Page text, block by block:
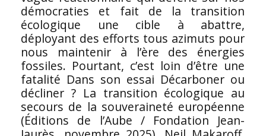
démocraties et fait de la transition
écologique une cible à abattre,
déployant des efforts tous azimuts pour
nous maintenir à l’ère des énergies
fossiles. Pourtant, c’est loin d’être une
fatalité Dans son essai Décarboner ou
décliner ? La transition écologique au
secours de la souveraineté européenne
(Éditions de l’Aube / Fondation Jean-